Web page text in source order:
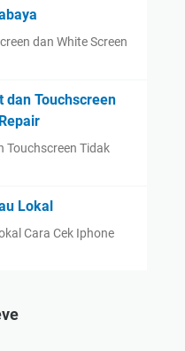
dan White Screen
dan Touchscreen
Touchscreen Tidak
Lokal
Cara Cek Iphone